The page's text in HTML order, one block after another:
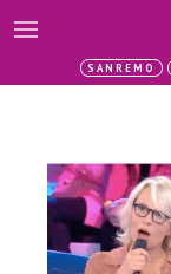
SANREMO